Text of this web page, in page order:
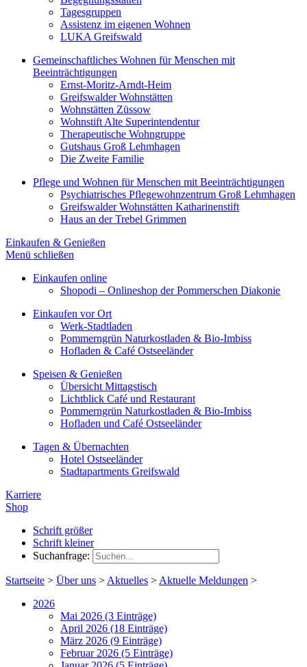
Tagesgruppen
Assistenz im eigenen Wohnen
LUKA Greifswald
Gemeinschaftliches Wohnen für Menschen mit
Beeinträchtigungen
Ernst-Moritz-Arndt-Heim
Greifswalder Wohnstätten
Wohnstätten Züssow
Wohnstift Alte Superintendentur
Therapeutische Wohngruppe
Gutshaus Groß Lehmhagen
Die Zweite Familie
Pflege und Wohnen für Menschen mit Beeinträchtigungen
Psychiatrisches Pflegewohnzentrum Groß Lehmhagen
Greifswalder Wohnstätten Katharinenstift
Haus an der Trebel Grimmen
Einkaufen & Genießen
Menü schließen
Einkaufen online
Shopodi – Onlineshop der Pommerschen Diakonie
Einkaufen vor Ort
Werk-Stadtladen
Pommerngrün Naturkostladen & Bio-Imbiss
Hofladen & Café Ostseeländer
Speisen & Genießen
Übersicht Mittagstisch
Lichtblick Café und Restaurant
Pommerngrün Naturkostladen & Bio-Imbiss
Hofladen und Café Ostseeländer
Tagen & Übernachten
Hotel Ostseeländer
Stadtapartments Greifswald
Karriere
Shop
Schrift größer
Schrift kleiner
Suchanfrage:
Startseite > Über uns > Aktuelles > Aktuelle Meldungen >
2026
Mai 2026 (3 Einträge)
April 2026 (18 Einträge)
März 2026 (9 Einträge)
Februar 2026 (5 Einträge)